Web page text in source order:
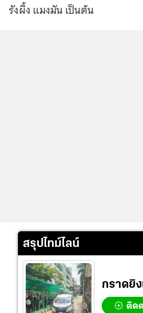
รังผึ้ง แมงมัน เป็นต้น
สรุปไทม์ไลน์
กราดยิ
ติด